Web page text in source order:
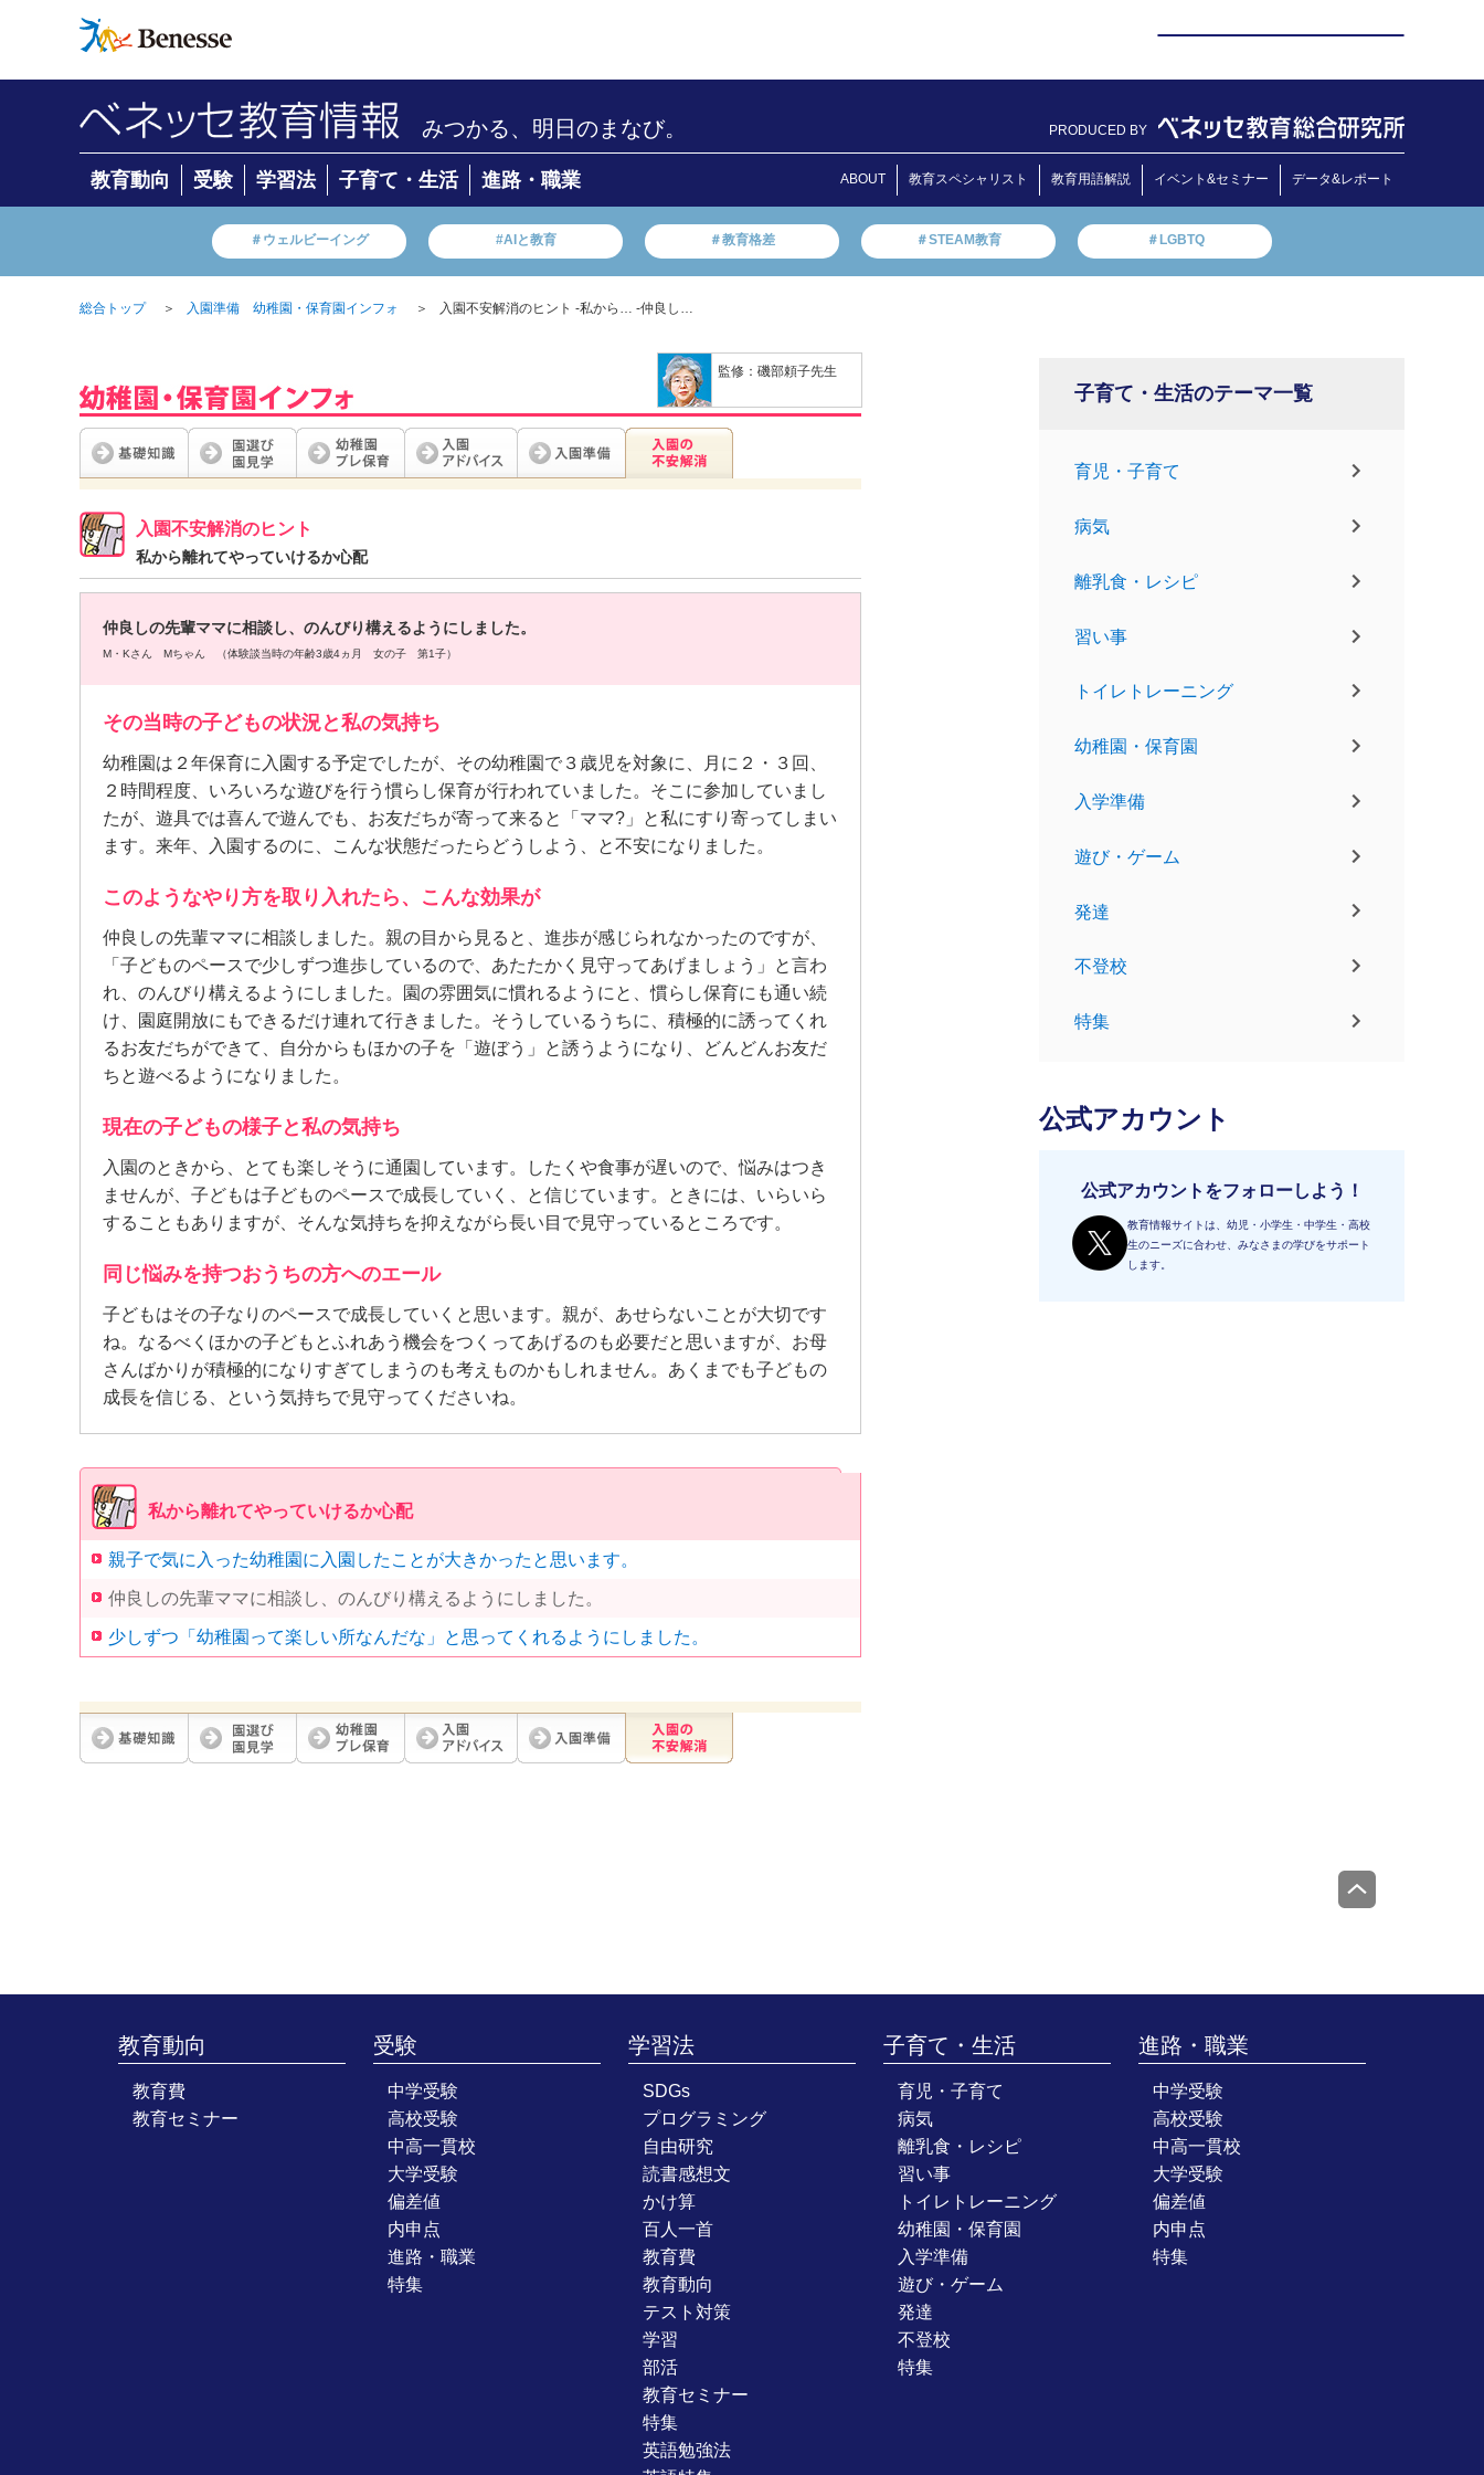
みつかる、明日のまなび。 PRODUCED BY
教育動向 受験 学習法 子育て・生活 進路・職業 ABOUT 教育スペシャリスト 教育用語解説 イベント&セミナー データ&レポート
＃ウェルビーイング #AIと教育 ＃教育格差 ＃STEAM教育 ＃LGBTQ
総合トップ ＞ 入園準備 幼稚園・保育園インフォ ＞ 入園不安解消のヒント -私から… -仲良し…
監修：磯部頼子先生
入園不安解消のヒント
私から離れてやっていけるか心配
仲良しの先輩ママに相談し、のんびり構えるようにしました。
M・Kさん Mちゃん （体験談当時の年齢3歳4ヵ月 女の子 第1子）
その当時の子どもの状況と私の気持ち
幼稚園は２年保育に入園する予定でしたが、その幼稚園で３歳児を対象に、月に２・３回、
２時間程度、いろいろな遊びを行う慣らし保育が行われていました。そこに参加していまし
たが、遊具では喜んで遊んでも、お友だちが寄って来ると「ママ?」と私にすり寄ってしまい
ます。来年、入園するのに、こんな状態だったらどうしよう、と不安になりました。
このようなやり方を取り入れたら、こんな効果が
仲良しの先輩ママに相談しました。親の目から見ると、進歩が感じられなかったのですが、
「子どものペースで少しずつ進歩しているので、あたたかく見守ってあげましょう」と言わ
れ、のんびり構えるようにしました。園の雰囲気に慣れるようにと、慣らし保育にも通い続
け、園庭開放にもできるだけ連れて行きました。そうしているうちに、積極的に誘ってくれ
るお友だちができて、自分からもほかの子を「遊ぼう」と誘うようになり、どんどんお友だ
ちと遊べるようになりました。
現在の子どもの様子と私の気持ち
入園のときから、とても楽しそうに通園しています。したくや食事が遅いので、悩みはつき
ませんが、子どもは子どものペースで成長していく、と信じています。ときには、いらいら
することもありますが、そんな気持ちを抑えながら長い目で見守っているところです。
同じ悩みを持つおうちの方へのエール
子どもはその子なりのペースで成長していくと思います。親が、あせらないことが大切です
ね。なるべくほかの子どもとふれあう機会をつくってあげるのも必要だと思いますが、お母
さんばかりが積極的になりすぎてしまうのも考えものかもしれません。あくまでも子どもの
成長を信じる、という気持ちで見守ってくださいね。
私から離れてやっていけるか心配
親子で気に入った幼稚園に入園したことが大きかったと思います。
仲良しの先輩ママに相談し、のんびり構えるようにしました。
少しずつ「幼稚園って楽しい所なんだな」と思ってくれるようにしました。
子育て・生活のテーマ一覧
育児・子育て
病気
離乳食・レシピ
習い事
トイレトレーニング
幼稚園・保育園
入学準備
遊び・ゲーム
発達
不登校
特集
公式アカウント
公式アカウントをフォローしよう！
教育情報サイトは、幼児・小学生・中学生・高校
生のニーズに合わせ、みなさまの学びをサポート
します。
教育動向
教育費
教育セミナー
受験
中学受験
高校受験
中高一貫校
大学受験
偏差値
内申点
進路・職業
特集
学習法
SDGs
プログラミング
自由研究
読書感想文
かけ算
百人一首
教育費
教育動向
テスト対策
学習
部活
教育セミナー
特集
英語勉強法
子育て・生活
育児・子育て
病気
離乳食・レシピ
習い事
トイレトレーニング
幼稚園・保育園
入学準備
遊び・ゲーム
発達
不登校
特集
進路・職業
中学受験
高校受験
中高一貫校
大学受験
偏差値
内申点
特集